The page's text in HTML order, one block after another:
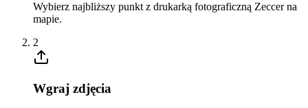
Wybierz najbliższy punkt z drukarką fotograficzną Zeccer na
mapie.
2
Wgraj zdjęcia